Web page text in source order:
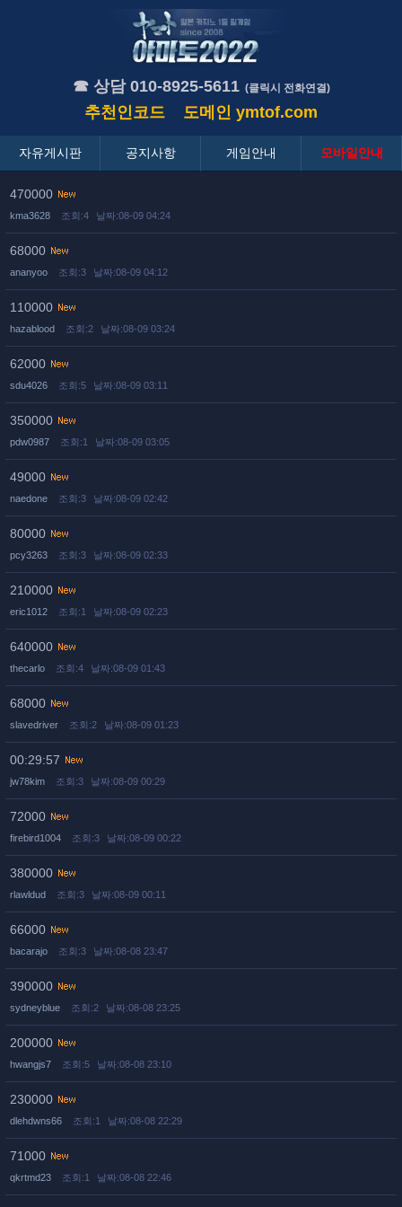
☎ 상담 010-8925-5611 (클릭시 전화연결)
추천인코드 도메인 ymtof.com
자유게시판 공지사항 게임안내 모바일안내
470000
kma3628 조회:4 날짜:08-09 04:24
68000
ananyoo 조회:3 날짜:08-09 04:12
110000
hazablood 조회:2 날짜:08-09 03:24
62000
sdu4026 조회:5 날짜:08-09 03:11
350000
pdw0987 조회:1 날짜:08-09 03:05
49000
naedone 조회:3 날짜:08-09 02:42
80000
pcy3263 조회:3 날짜:08-09 02:33
210000
eric1012 조회:1 날짜:08-09 02:23
640000
thecarlo 조회:4 날짜:08-09 01:43
68000
slavedriver 조회:2 날짜:08-09 01:23
00:29:57
jw78kim 조회:3 날짜:08-09 00:29
72000
firebird1004 조회:3 날짜:08-09 00:22
380000
rlawldud 조회:3 날짜:08-09 00:11
66000
bacarajo 조회:3 날짜:08-08 23:47
390000
sydneyblue 조회:2 날짜:08-08 23:25
200000
hwangjs7 조회:5 날짜:08-08 23:10
230000
dlehdwns66 조회:1 날짜:08-08 22:29
71000
qkrtmd23 조회:1 날짜:08-08 22:46